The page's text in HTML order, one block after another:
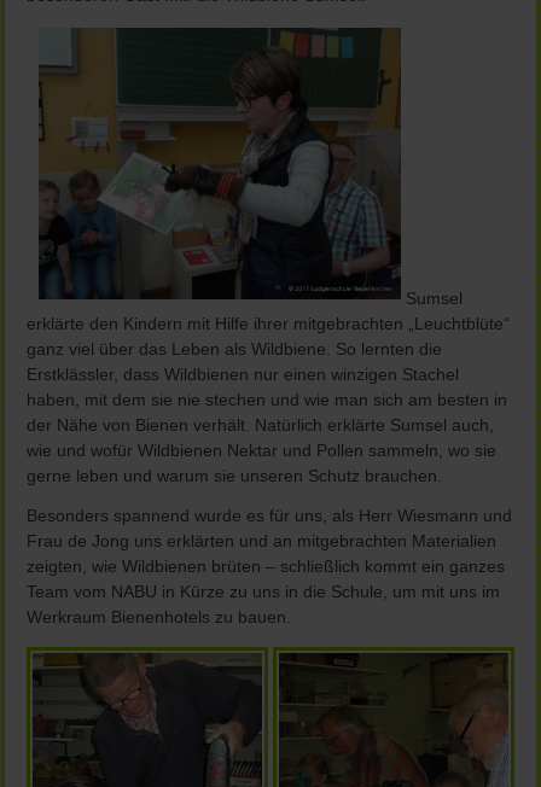
Sumsel
erklärte den Kindern mit Hilfe ihrer mitgebrachten „Leuchtblüte“
ganz viel über das Leben als Wildbiene. So lernten die
Erstklässler, dass Wildbienen nur einen winzigen Stachel
haben, mit dem sie nie stechen und wie man sich am besten in
der Nähe von Bienen verhält. Natürlich erklärte Sumsel auch,
wie und wofür Wildbienen Nektar und Pollen sammeln, wo sie
gerne leben und warum sie unseren Schutz brauchen.
Besonders spannend wurde es für uns, als Herr Wiesmann und
Frau de Jong uns erklärten und an mitgebrachten Materialien
zeigten, wie Wildbienen brüten – schließlich kommt ein ganzes
Team vom NABU in Kürze zu uns in die Schule, um mit uns im
Werkraum Bienenhotels zu bauen.